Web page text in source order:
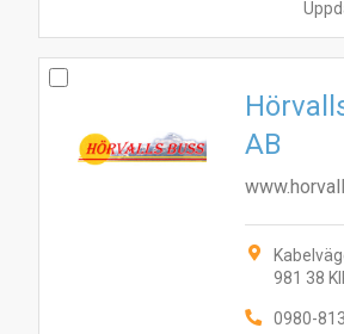
AB
981 38
0980-